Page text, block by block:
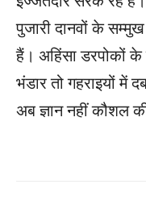
पुजारी दानवों के
हैं। अहिंसा डरपोकों के
भंडार तो गहराइयों में
अब ज्ञान नहीं कौशल